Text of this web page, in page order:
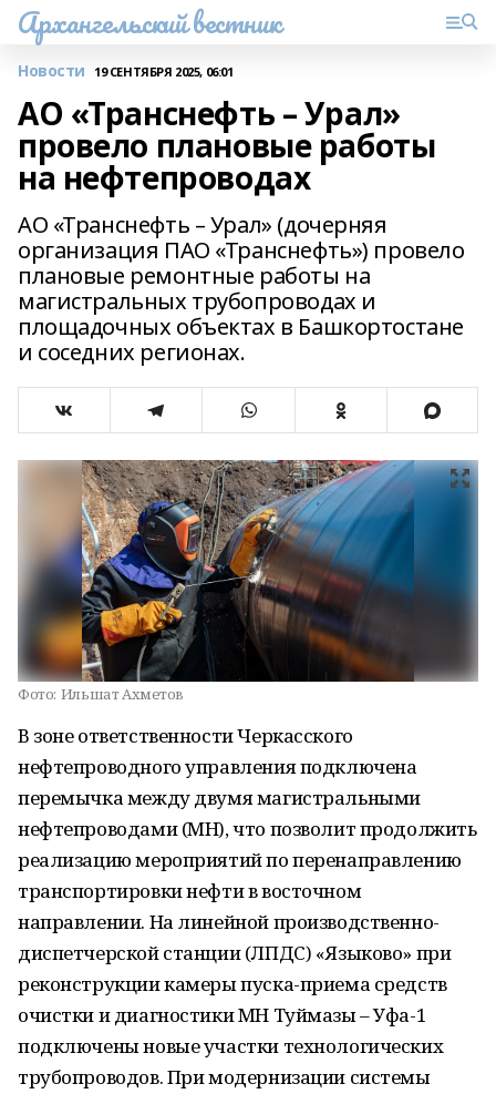
Архангельский вестник
Новости 19 СЕНТЯБРЯ 2025, 06:01
АО «Транснефть – Урал»
провело плановые работы
на нефтепроводах
АО «Транснефть – Урал» (дочерняя
организация ПАО «Транснефть») провело
плановые ремонтные работы на
магистральных трубопроводах и
площадочных объектах в Башкортостане
и соседних регионах.
Фото: Ильшат Ахметов
В зоне ответственности Черкасского
нефтепроводного управления подключена
перемычка между двумя магистральными
нефтепроводами (МН), что позволит продолжить
реализацию мероприятий по перенаправлению
транспортировки нефти в восточном
направлении. На линейной производственно-
диспетчерской станции (ЛПДС) «Языково» при
реконструкции камеры пуска-приема средств
очистки и диагностики МН Туймазы – Уфа-1
подключены новые участки технологических
трубопроводов. При модернизации системы